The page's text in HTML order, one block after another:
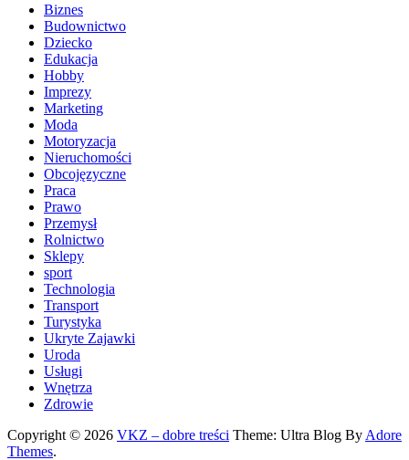
Biznes
Budownictwo
Dziecko
Edukacja
Hobby
Imprezy
Marketing
Moda
Motoryzacja
Nieruchomości
Obcojęzyczne
Praca
Prawo
Przemysł
Rolnictwo
Sklepy
sport
Technologia
Transport
Turystyka
Ukryte Zajawki
Uroda
Usługi
Wnętrza
Zdrowie
Copyright © 2026 VKZ – dobre treści Theme: Ultra Blog By Adore
Themes.